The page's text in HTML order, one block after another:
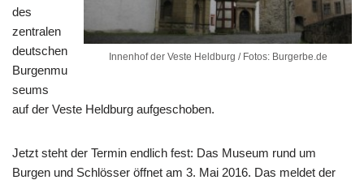
Innenhof der Veste Heldburg / Fotos: Burgerbe.de
des
zentralen
deutschen
Burgenmu
seums
auf der Veste Heldburg aufgeschoben.
Jetzt steht der Termin endlich fest: Das Museum rund um
Burgen und Schlösser öffnet am 3. Mai 2016. Das meldet der